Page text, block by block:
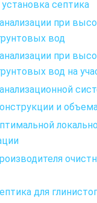
септика
при
вод
при
вод на
и
для